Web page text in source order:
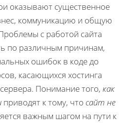
оказывают существенное
коммуникацию и общую
с работой сайта
по различным причинам,
ошибок в коде до
касающихся хостинга
Понимание того, как
приводят к тому, что сайт не
важным шагом на пути к